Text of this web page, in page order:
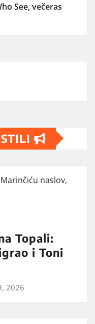
See, večeras
Topali:
i Toni
2026